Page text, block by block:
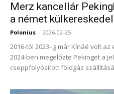
Merz kancellár
a német
Polonius - 2026-02-25
2016-tól 2023-ig már Kínáé volt
2024-ben megelőzte Pekinget a
cseppfolyósított földgáz